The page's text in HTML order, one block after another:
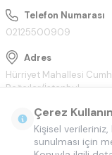
Telefon Numarası
02125500909
Adres
Hürriyet Mahallesi
Bağcılar/İstanbul
Çerez
Kişisel
sunulması için